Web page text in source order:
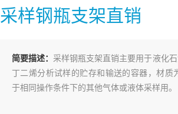
采样钢瓶支架直销
简要描述： 采样钢瓶支架直销主要用于液化石
丁二烯分析试样的贮存和输送的容器，材质
于相同操作条件下的其他气体或液体采样用。